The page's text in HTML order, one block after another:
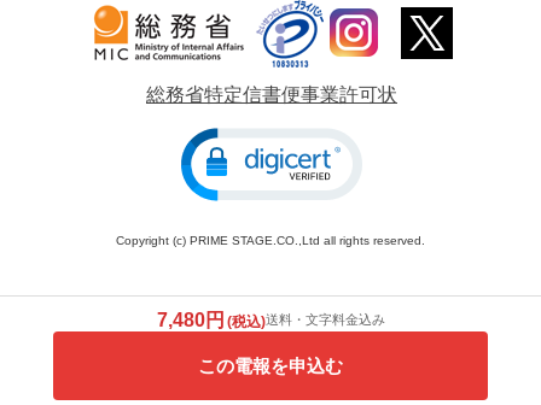
総務省特定信書便事業許可状
Copyright (c) PRIME STAGE.CO.,Ltd all rights reserved.
7,480円 (税込)送料・文字料金込み
この電報を申込む